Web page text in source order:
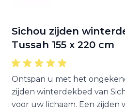
Sichou zijden
Tussah 155 x 220 cm
Ontspan u met het
zijden winterdekbed van
voor uw lichaam. Een zijden